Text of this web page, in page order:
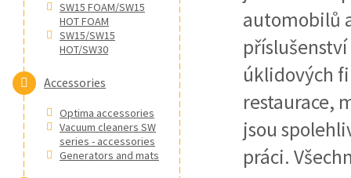
automobilů
úklidových
restaurace,
jsou
práci.
SW15 FOAM/SW15
HOT FOAM
SW15/SW15
HOT/SW30
Accessories
Optima accessories
Vacuum cleaners SW
series - accessories
Generators and mats